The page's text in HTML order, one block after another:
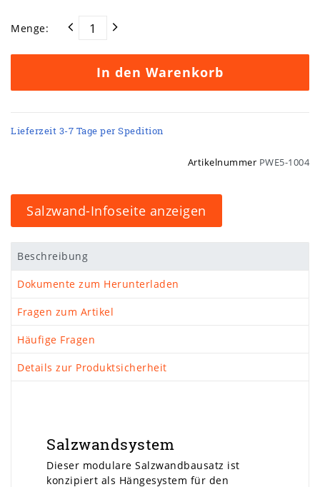
Menge:
In den Warenkorb
Lieferzeit 3-7 Tage per Spedition
Artikelnummer PWE5-1004
Salzwand-Infoseite anzeigen
Beschreibung
Dokumente zum Herunterladen
Fragen zum Artikel
Häufige Fragen
Details zur Produktsicherheit
Salzwandsystem
Dieser modulare Salzwandbausatz ist
konzipiert als Hängesystem für den